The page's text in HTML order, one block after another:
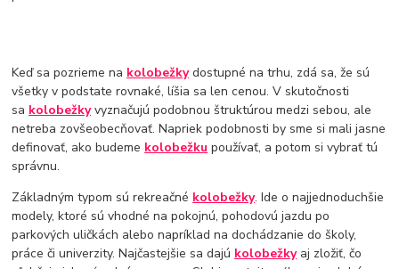
Keď sa pozrieme na kolobežkydostupné na trhu, zdá sa, že sú
všetky v podstate rovnaké, líšia sa len cenou. V skutočnosti
sa kolobežkyvyznačujú podobnou štruktúrou medzi sebou, ale
netreba zovšeobecňovať. Napriek podobnosti by sme si mali jasne
definovať, ako budeme kolobežku používať, a potom si vybrať tú
správnu.
Základným typom sú rekreačné kolobežky. Ide o najjednoduchšie
modely, ktoré sú vhodné na pokojnú, pohodovú jazdu po
parkových uličkách alebo napríklad na dochádzanie do školy,
práce či univerzity. Najčastejšie sa dajú kolobežkyaj zložiť, čo